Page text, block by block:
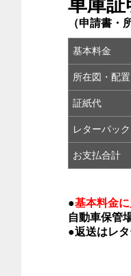
車庫証
（申請書・
基本料金
所在図・配
証紙代
レターパッ
お支払合計
●基本料金に
自動車保管
●返送はレ